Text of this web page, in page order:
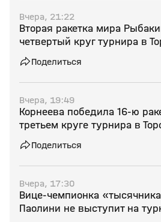
Вчера, 21:22
Вторая ракетка мира
четвертый круг турнира в
Поделиться
Вчера, 19:49
Корнеева победила 16‑ю
третьем круге турнира в
Поделиться
Вчера, 17:30
Вице‑чемпионка
Паолини не выступит на